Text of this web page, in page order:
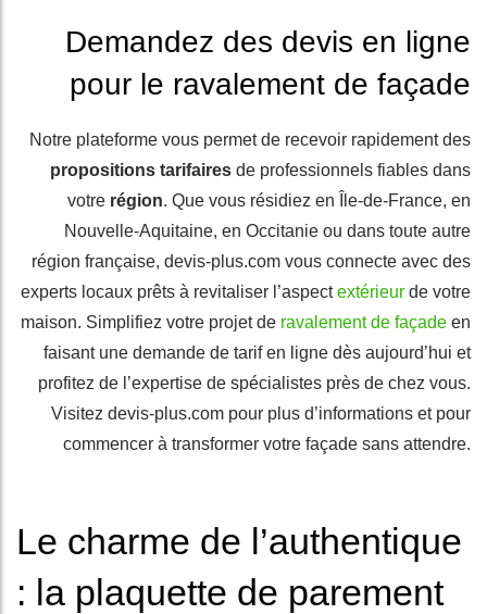
Demandez des devis en ligne
pour le ravalement de façade
Notre plateforme vous permet de recevoir rapidement des
propositions tarifaires de professionnels fiables dans
votre région. Que vous résidiez en Île-de-France, en
Nouvelle-Aquitaine, en Occitanie ou dans toute autre
région française, devis-plus.com vous connecte avec des
experts locaux prêts à revitaliser l’aspectextérieur de votre
maison. Simplifiez votre projet de ravalement de façade en
faisant une demande de tarif en ligne dès aujourd’hui et
profitez de l’expertise de spécialistes près de chez vous.
Visitez devis-plus.com pour plus d’informations et pour
commencer à transformer votre façade sans attendre.
Le charme de l’authentique
: la plaquette de parement